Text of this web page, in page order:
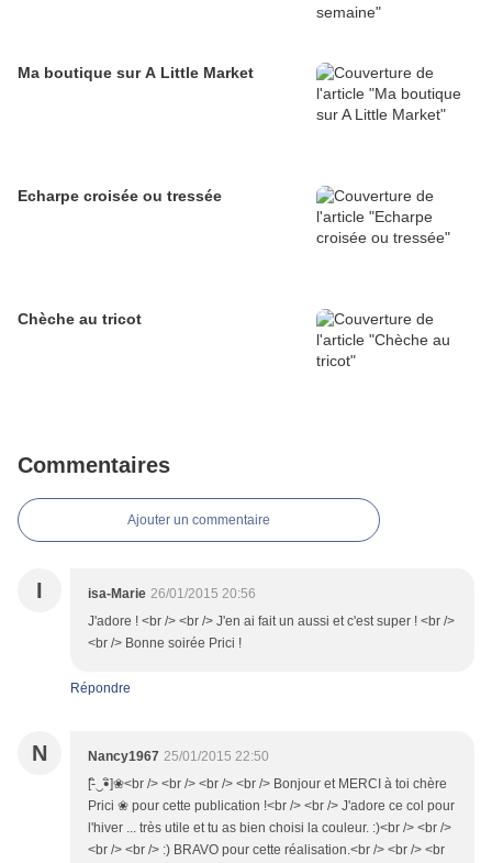
Ma boutique sur A Little Market
Echarpe croisée ou tressée
Chèche au tricot
Commentaires
Ajouter un commentaire
I isa-Marie 26/01/2015 20:56
J'adore ! <br /> <br /> J'en ai fait un aussi et c'est super ! <br />
<br /> Bonne soirée Prici !
Répondre
N Nancy1967 25/01/2015 22:50
[-ิ‿•ิ]❀<br /> <br /> <br /> <br /> Bonjour et MERCI à toi chère
Prici ❀ pour cette publication !<br /> <br /> J'adore ce col pour
l'hiver ... très utile et tu as bien choisi la couleur. :)<br /> <br />
<br /> <br /> :) BRAVO pour cette réalisation.<br /> <br /> <br